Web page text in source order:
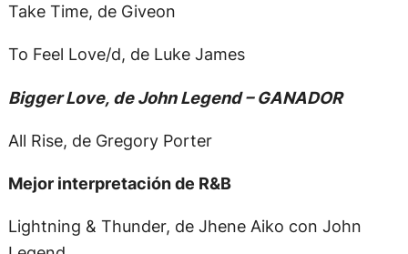
Take Time, de Giveon
To Feel Love/d, de Luke James
Bigger Love, de John Legend – GANADOR
All Rise, de Gregory Porter
Mejor interpretación de R&B
Lightning & Thunder, de Jhene Aiko con John